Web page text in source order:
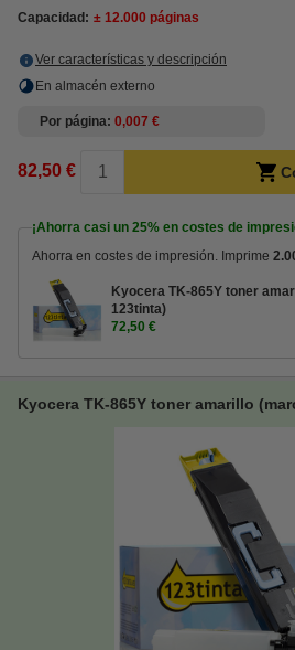
Capacidad: ± 12.000 páginas
Ver características y descripción
En almacén externo
Por página 0,007 €
82,50 €
¡Ahorra casi un 25% en costes de
Ahorra en costes de impresión. Imprime
Kyocera TK-865Y toner
123tinta)
72,50 €
Kyocera TK-865Y toner amarillo